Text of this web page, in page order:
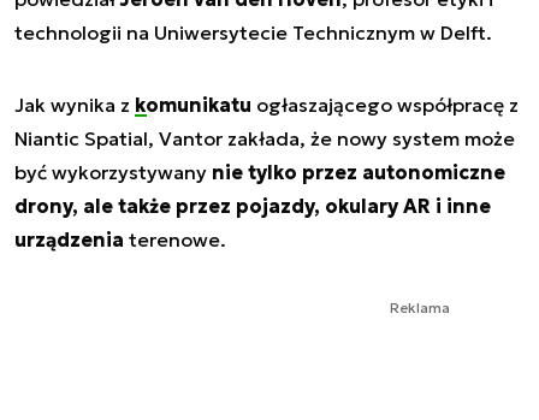
technologii na Uniwersytecie Technicznym w Delft.
Jak wynika z komunikatu ogłaszającego współpracę z
Niantic Spatial, Vantor zakłada, że nowy system może
być wykorzystywany nie tylko przez autonomiczne
drony, ale także przez pojazdy, okulary AR i inne
urządzenia terenowe.
Reklama